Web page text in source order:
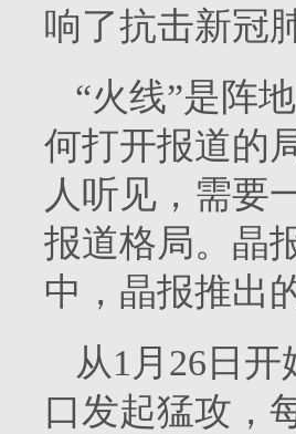
响了抗击新冠
“火线”是阵
何打开报道的
人听见，需要
报道格局。晶
中，晶报推出
从1月26日
口发起猛攻，